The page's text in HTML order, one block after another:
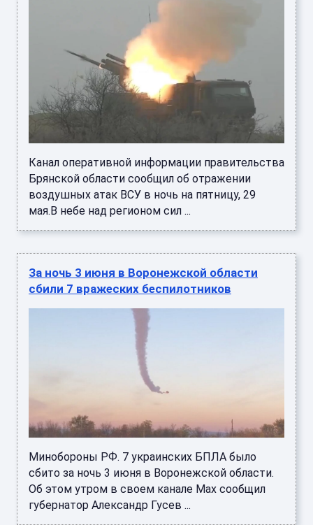
Канал оперативной информации правительства
Брянской области сообщил об отражении
воздушных атак ВСУ в ночь на пятницу, 29
мая.В небе над регионом сил ...
За ночь 3 июня в Воронежской области
сбили 7 вражеских беспилотников
Минобороны РФ. 7 украинских БПЛА было
сбито за ночь 3 июня в Воронежской области.
Об этом утром в своем канале Мах сообщил
губернатор Александр Гусев ...